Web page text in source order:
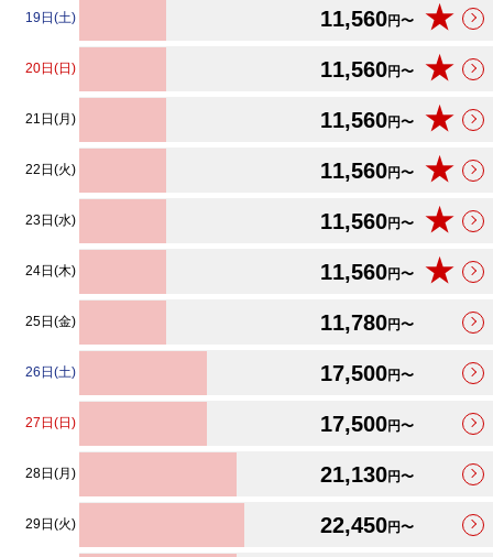
19日(土) 11,560円〜 ★
20日(日) 11,560円〜 ★
21日(月) 11,560円〜 ★
22日(火) 11,560円〜 ★
23日(水) 11,560円〜 ★
24日(木) 11,560円〜 ★
25日(金) 11,780円〜
26日(土) 17,500円〜
27日(日) 17,500円〜
28日(月) 21,130円〜
29日(火) 22,450円〜